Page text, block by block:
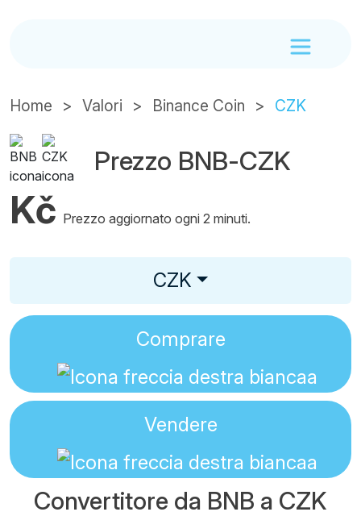
Home Valori Binance Coin CZK
Prezzo BNB-CZK
Kč Prezzo aggiornato ogni 2 minuti.
CZK
Comprare
Vendere
Convertitore da BNB a CZK